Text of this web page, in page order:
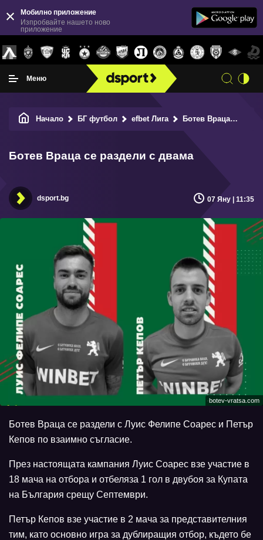
Мобилно приложение
Изпробвайте нашето ново
приложение
Меню
Начало БГ футбол efbet Лига Ботев Враца
Ботев Враца се раздели с двама
dsport.bg 07 Яну | 11:35
botev-vratsa.com
Ботев Враца се раздели с Луис Фелипе Соарес и Петър
Кепов по взаимно съгласие.
През настоящата кампания Луис Соарес взе участие в
18 мача на отбора и отбеляза 1 гол в двубоя за Купата
на България срещу Септември.
Петър Кепов взе участие в 2 мача за представителния
тим, като основно игра за дублиращия отбор, където бе